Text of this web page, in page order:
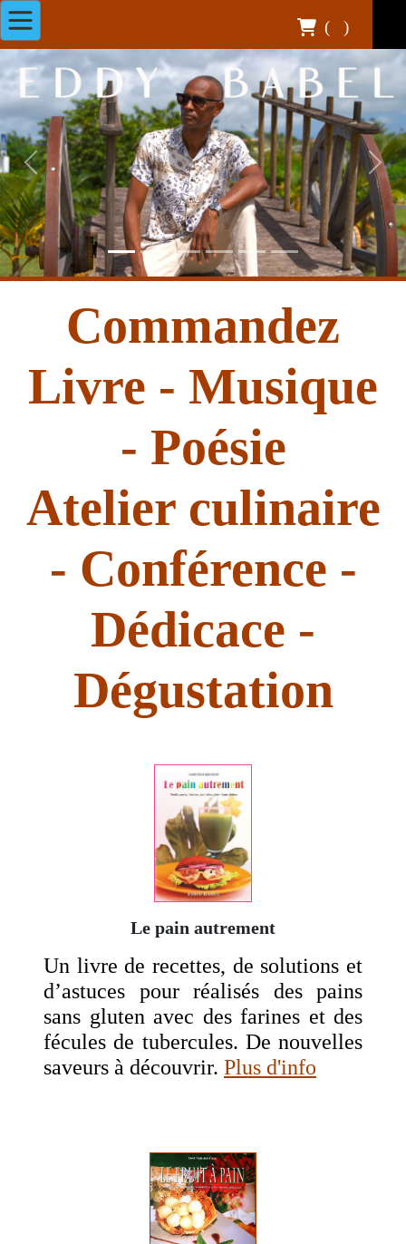
( )
INSCRIVEZ-VOUS A MA
Previous Next
Commandez
Livre - Musique
- Poésie
Atelier culinaire
- Conférence -
Dédicace -
Dégustation
Le pain autrement
Un livre de recettes, de solutions et
d’astuces pour réalisés des pains
sans gluten avec des farines et des
fécules de tubercules. De nouvelles
saveurs à découvrir. Plus d'info